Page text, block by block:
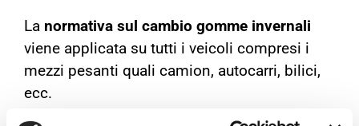
La normativa sul cambio gomme invernali
viene applicata su tutti i veicoli compresi i
mezzi pesanti quali camion, autocarri, bilici,
ecc.